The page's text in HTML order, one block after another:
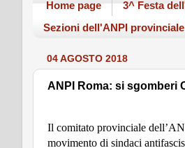
Home page 3^ Festa
Sezioni dell'ANPI
04 AGOSTO 2018
ANPI Roma: si sgomberi
Il comitato provinciale
movimento di sindaci